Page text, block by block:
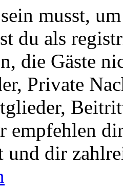
musst,
du als
die Gäste
Private
empfehlen
und dir